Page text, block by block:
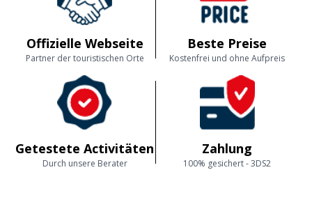
Offizielle Webseite
Partner der touristischen Orte
Beste Preise
Kostenfrei und ohne Aufpreis
Getestete Activitäten
Durch unsere Berater
Zahlung
100% gesichert - 3DS2